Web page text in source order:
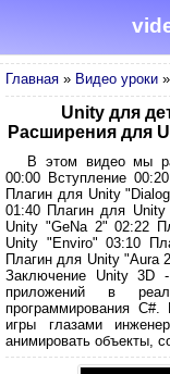
Главная » Видео уроки »
Unity для
Расширения для
В этом видео мы
00:00 Вступление
Плагин для Unity
01:40 Плагин для
Unity "GeNa 2" 02:22
Unity "Enviro" 03:10
Плагин для Unity "Aura
Заключение Unity 3D
приложений в
программирования
игры глазами
анимировать объекты,